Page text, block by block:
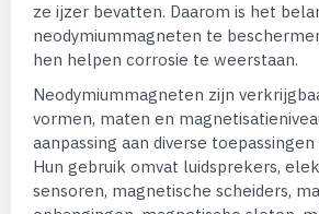
ze ijzer bevatten. Daarom is het
neodymiummagneten te
hen helpen corrosie te weerstaan.
Neodymiummagneten zijn
vormen, maten en
aanpassing aan diverse
Hun gebruik omvat luidsprekers,
sensoren, magnetische scheiders,